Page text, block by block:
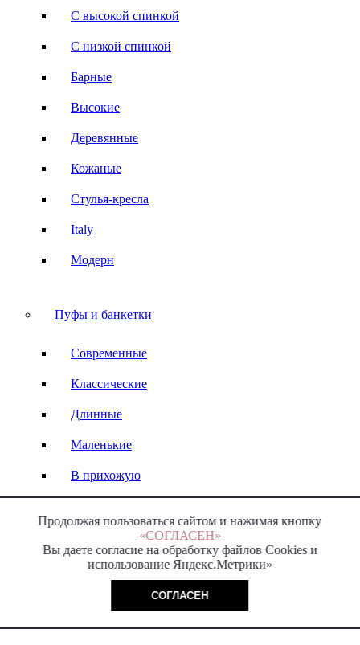
Продолжая пользоваться сайтом и нажимая кнопку
«СОГЛАСЕН»
Вы даете согласие на обработку файлов Cookies и
использование Яндекс.Метрики»
СОГЛАСЕН
С высокой спинкой
С низкой спинкой
Барные
Высокие
Деревянные
Кожаные
Стулья-кресла
Italy
Модерн
Пуфы и банкетки
Современные
Классические
Длинные
Маленькие
В прихожую
В спальню